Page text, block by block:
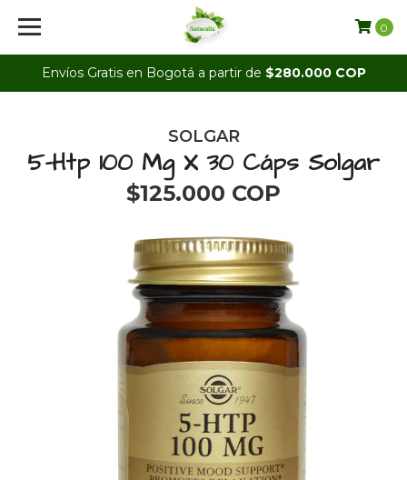
Envíos Gratis en Bogotá a partir de $280.000 COP
0
SOLGAR
5-Htp 100 Mg X 30 Cáps Solgar
$125.000 COP